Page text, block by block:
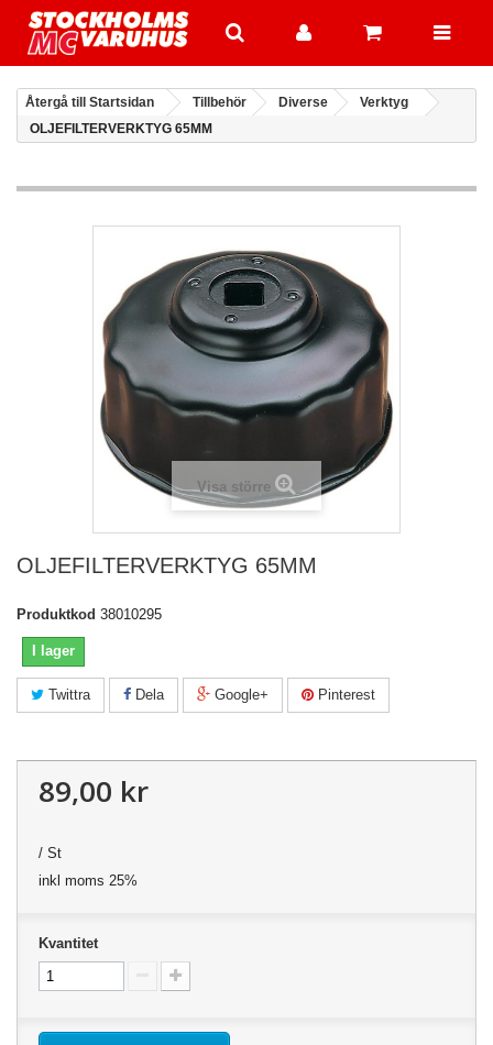
Återgå till Startsidan Tillbehör Diverse
Verktyg
OLJEFILTERVERKTYG 65MM
Visa större
OLJEFILTERVERKTYG 65MM
Produktkod 38010295
I lager
Twittra Dela Google+ Pinterest
89,00 kr
/ St
inkl moms 25%
Kvantitet